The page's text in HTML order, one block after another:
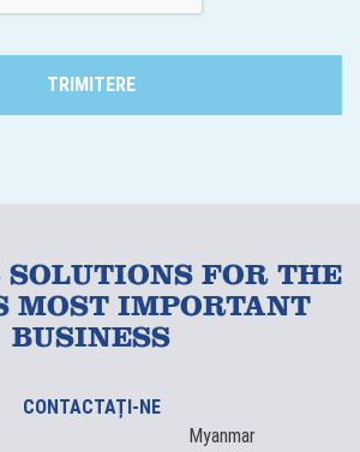
FOR THE
MOST IMPORTANT
BUSINESS
CONTACTAȚI-NE
Myanmar